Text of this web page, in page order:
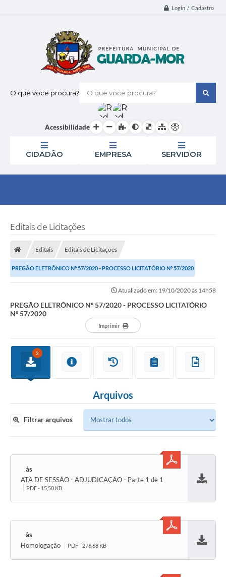
Login / Cadastro
O que voce procura?
Acessibilidade
CIDADÃO EMPRESA SERVIDOR
Editais de Licitações
Editais Editais de Licitações
PREGÃO ELETRÔNICO Nº 57/2020 - PROCESSO LICITATÓRIO Nº 57/2020
Atualizado em: 19/10/2020 às 14h58
PREGÃO ELETRÔNICO Nº 57/2020 - PROCESSO LICITATÓRIO
Nº 57/2020
Imprimir
3
Arquivos
Filtrar arquivos
ATA DE SESSÃO - ADJUDICAÇÃO - Parte 1 de 1
PDF - 15,50 KB
Homologação PDF - 276,68 KB